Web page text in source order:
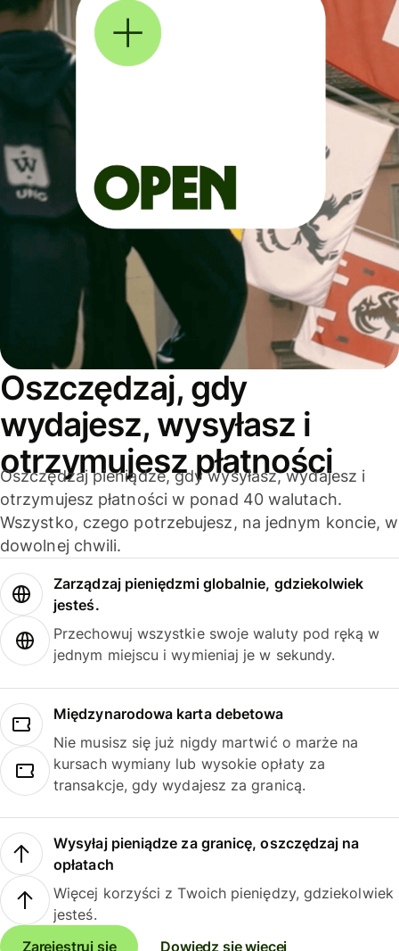
Oszczędzaj, gdy
wydajesz, wysyłasz i
otrzymujesz płatności
Oszczędzaj pieniądze, gdy wysyłasz, wydajesz i
otrzymujesz płatności w ponad 40 walutach.
Wszystko, czego potrzebujesz, na jednym koncie, w
dowolnej chwili.
Zarządzaj pieniędzmi globalnie, gdziekolwiek
jesteś.
Przechowuj wszystkie swoje waluty pod ręką w
jednym miejscu i wymieniaj je w sekundy.
Międzynarodowa karta debetowa
Nie musisz się już nigdy martwić o marże na
kursach wymiany lub wysokie opłaty za
transakcje, gdy wydajesz za granicą.
Wysyłaj pieniądze za granicę, oszczędzaj na
opłatach
Więcej korzyści z Twoich pieniędzy, gdziekolwiek
jesteś.
Zarejestruj się
Dowiedz się więcej